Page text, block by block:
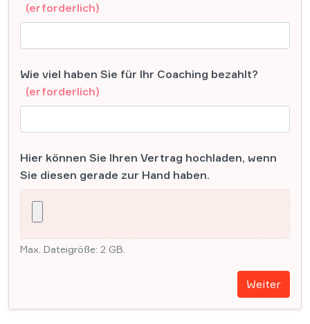
(erforderlich)
Wie viel haben Sie für Ihr Coaching bezahlt?
(erforderlich)
Hier können Sie Ihren Vertrag hochladen, wenn
Sie diesen gerade zur Hand haben.
Max. Dateigröße: 2 GB.
Weiter